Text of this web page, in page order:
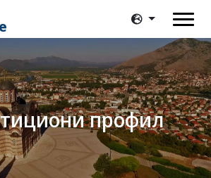
профил